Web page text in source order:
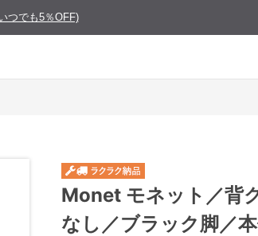
つでも5％OFF)
Monet モネット／背
なし／ブラック脚／